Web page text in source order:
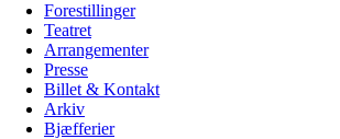
Forestillinger
Teatret
Arrangementer
Presse
Billet & Kontakt
Arkiv
Bjæfferier